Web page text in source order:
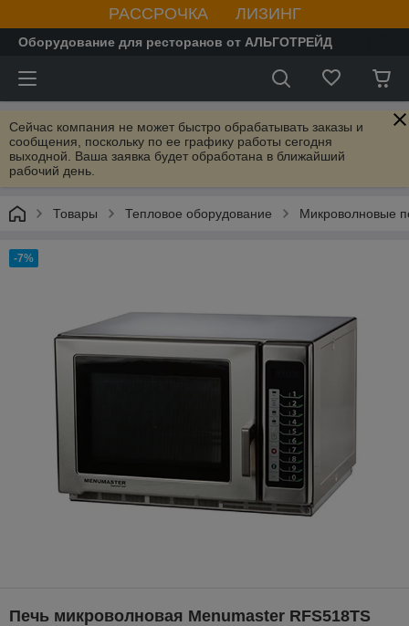
РАССРОЧКА ЛИЗИНГ
Оборудование для ресторанов от АЛЬГОТРЕЙД
Сейчас компания не может быстро обрабатывать заказы и
сообщения, поскольку по ее графику работы сегодня
выходной. Ваша заявка будет обработана в ближайший
рабочий день.
Товары Тепловое оборудование Микроволновые
-7%
Печь микроволновая Menumaster RFS518TS